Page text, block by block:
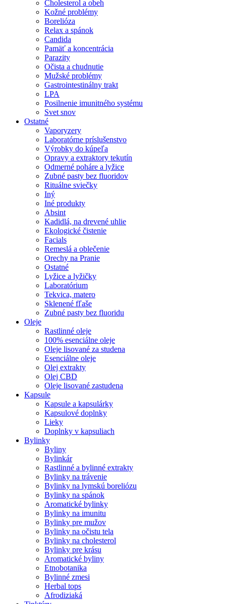
Cholesterol a obeh
Kožné problémy
Borelióza
Relax a spánok
Candida
Pamäť a koncentrácia
Parazity
Očista a chudnutie
Mužské problémy
Gastrointestinálny trakt
LPA
Posilnenie imunitného systému
Svet snov
Ostatné
Vaporyzery
Laboratórne príslušenstvo
Výrobky do kúpeľa
Opravy a extraktory tekutín
Odmerné poháre a lyžice
Zubné pasty bez fluoridov
Rituálne sviečky
Iný
Iné produkty
Absint
Kadidlá, na drevené uhlie
Ekologické čistenie
Facials
Remeslá a oblečenie
Orechy na Pranie
Ostatné
Lyžice a lyžičky
Laboratórium
Tekvica, matero
Sklenené fľaše
Zubné pasty bez fluoridu
Oleje
Rastlinné oleje
100% esenciálne oleje
Oleje lisované za studena
Esenciálne oleje
Olej extrakty
Olej CBD
Oleje lisované zastudena
Kapsule
Kapsule a kapsulárky
Kapsulové doplnky
Lieky
Doplnky v kapsuliach
Bylinky
Byliny
Bylinkár
Rastlinné a bylinné extrakty
Bylinky na trávenie
Bylinky na lymskú boreliózu
Bylinky na spánok
Aromatické bylinky
Bylinky na imunitu
Bylinky pre mužov
Bylinky na očistu tela
Bylinky na cholesterol
Bylinky pre krásu
Aromatické byliny
Etnobotanika
Bylinné zmesi
Herbal tops
Afrodiziaká